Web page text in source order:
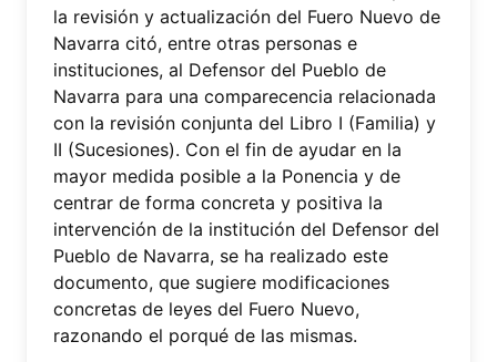
la revisión y actualización del Fuero Nuevo de
Navarra citó, entre otras personas e
instituciones, al Defensor del Pueblo de
Navarra para una comparecencia relacionada
con la revisión conjunta del Libro I (Familia) y
II (Sucesiones). Con el fin de ayudar en la
mayor medida posible a la Ponencia y de
centrar de forma concreta y positiva la
intervención de la institución del Defensor del
Pueblo de Navarra, se ha realizado este
documento, que sugiere modificaciones
concretas de leyes del Fuero Nuevo,
razonando el porqué de las mismas.